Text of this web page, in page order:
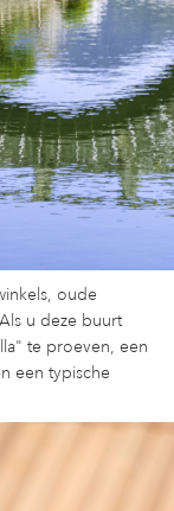
oude
u deze buurt
te proeven, een
een typische